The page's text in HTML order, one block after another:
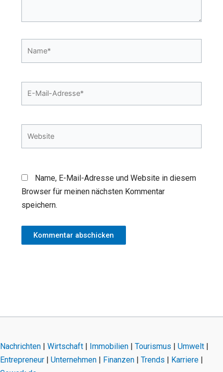
Name, E-Mail-Adresse und Website in diesem
Browser für meinen nächsten Kommentar
speichern.
Nachrichten Wirtschaft Immobilien Tourismus Umwelt
Entrepreneur
Unternehmen Finanzen Trends Karriere